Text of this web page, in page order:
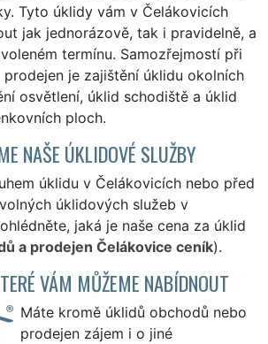
Tyto úklidy vám v Čelákovicích
jak jednorázově, tak i pravidelně, a
termínu. Samozřejmostí při
je zajištění úklidu okolních
osvětlení, úklid schodiště a úklid
ploch.
NAŠE ÚKLIDOVÉ SLUŽBY
úklidu v Čelákovicích nebo před
úklidových služeb v
jaká je naše cena za úklid
a prodejen Čelákovice ceník).
VÁM MŮŽEME NABÍDNOUT
Máte kromě úklidů obchodů nebo
prodejen zájem i o jiné